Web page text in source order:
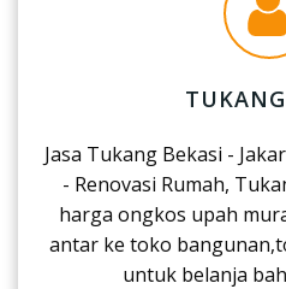
Jasa Tukang Bekasi -
- Renovasi Rumah,
harga ongkos upah
antar ke toko
untuk belanja